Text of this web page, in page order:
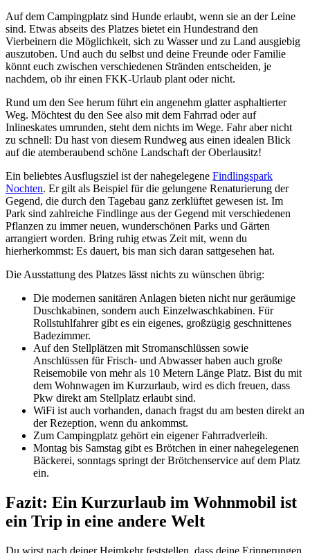
Auf dem Campingplatz sind Hunde erlaubt, wenn sie an der Leine
sind. Etwas abseits des Platzes bietet ein Hundestrand den
Vierbeinern die Möglichkeit, sich zu Wasser und zu Land ausgiebig
auszutoben. Und auch du selbst und deine Freunde oder Familie
könnt euch zwischen verschiedenen Stränden entscheiden, je
nachdem, ob ihr einen FKK-Urlaub plant oder nicht.
Rund um den See herum führt ein angenehm glatter asphaltierter
Weg. Möchtest du den See also mit dem Fahrrad oder auf
Inlineskates umrunden, steht dem nichts im Wege. Fahr aber nicht
zu schnell: Du hast von diesem Rundweg aus einen idealen Blick
auf die atemberaubend schöne Landschaft der Oberlausitz!
Ein beliebtes Ausflugsziel ist der nahegelegene Findlingspark
Nochten. Er gilt als Beispiel für die gelungene Renaturierung der
Gegend, die durch den Tagebau ganz zerklüftet gewesen ist. Im
Park sind zahlreiche Findlinge aus der Gegend mit verschiedenen
Pflanzen zu immer neuen, wunderschönen Parks und Gärten
arrangiert worden. Bring ruhig etwas Zeit mit, wenn du
hierherkommst: Es dauert, bis man sich daran sattgesehen hat.
Die Ausstattung des Platzes lässt nichts zu wünschen übrig:
Die modernen sanitären Anlagen bieten nicht nur geräumige
Duschkabinen, sondern auch Einzelwaschkabinen. Für
Rollstuhlfahrer gibt es ein eigenes, großzügig geschnittenes
Badezimmer.
Auf den Stellplätzen mit Stromanschlüssen sowie
Anschlüssen für Frisch- und Abwasser haben auch große
Reisemobile von mehr als 10 Metern Länge Platz. Bist du mit
dem Wohnwagen im Kurzurlaub, wird es dich freuen, dass
Pkw direkt am Stellplatz erlaubt sind.
WiFi ist auch vorhanden, danach fragst du am besten direkt an
der Rezeption, wenn du ankommst.
Zum Campingplatz gehört ein eigener Fahrradverleih.
Montag bis Samstag gibt es Brötchen in einer nahegelegenen
Bäckerei, sonntags springt der Brötchenservice auf dem Platz
ein.
Fazit: Ein Kurzurlaub im Wohnmobil ist
ein Trip in eine andere Welt
Du wirst nach deiner Heimkehr feststellen, dass deine Erinnerungen